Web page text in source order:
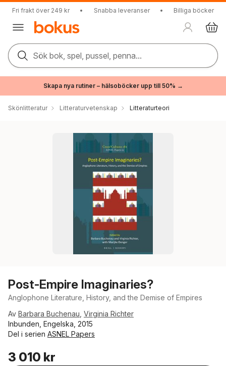
Fri frakt över 249 kr • Snabba leveranser • Billiga böcker
Sök bok, spel, pussel, penna...
Skapa nya rutiner – hälsoböcker upp till 50% →
Skönlitteratur Litteraturvetenskap Litteraturteori
Post-Empire Imaginaries?
Anglophone Literature, History, and the Demise of Empires
Av Barbara Buchenau Virginia Richter
Inbunden, Engelska, 2015
Del i serien ASNEL Papers
3 010 kr